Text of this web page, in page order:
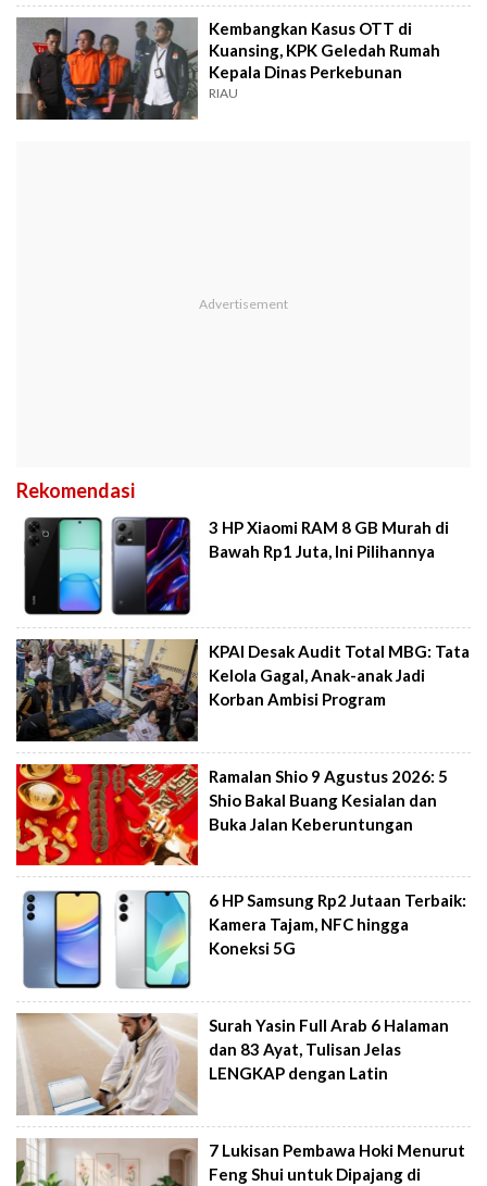
Kembangkan Kasus OTT di
Kuansing, KPK Geledah Rumah
Kepala Dinas Perkebunan
RIAU
Rekomendasi
3 HP Xiaomi RAM 8 GB Murah di
Bawah Rp1 Juta, Ini Pilihannya
KPAI Desak Audit Total MBG: Tata
Kelola Gagal, Anak-anak Jadi
Korban Ambisi Program
Ramalan Shio 9 Agustus 2026: 5
Shio Bakal Buang Kesialan dan
Buka Jalan Keberuntungan
6 HP Samsung Rp2 Jutaan Terbaik:
Kamera Tajam, NFC hingga
Koneksi 5G
Surah Yasin Full Arab 6 Halaman
dan 83 Ayat, Tulisan Jelas
LENGKAP dengan Latin
7 Lukisan Pembawa Hoki Menurut
Feng Shui untuk Dipajang di